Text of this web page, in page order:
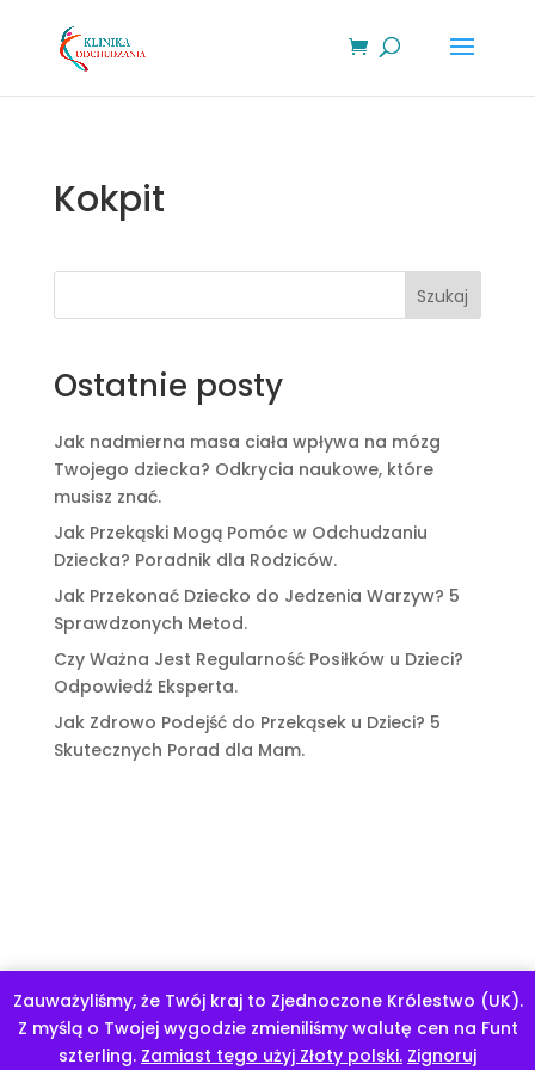
Program mentoringowy "Odchudzanie dziecka z głową".
Odrzuć
Kokpit
Szukaj
Ostatnie posty
Jak nadmierna masa ciała wpływa na mózg
Twojego dziecka? Odkrycia naukowe, które
musisz znać.
Jak Przekąski Mogą Pomóc w Odchudzaniu
Dziecka? Poradnik dla Rodziców.
Jak Przekonać Dziecko do Jedzenia Warzyw? 5
Sprawdzonych Metod.
Czy Ważna Jest Regularność Posiłków u Dzieci?
Odpowiedź Eksperta.
Jak Zdrowo Podejść do Przekąsek u Dzieci? 5
Skutecznych Porad dla Mam.
Zauważyliśmy, że Twój kraj to Zjednoczone Królestwo (UK).
Z myślą o Twojej wygodzie zmieniliśmy walutę cen na Funt
szterling. Zamiast tego użyj Złoty polski. Zignoruj